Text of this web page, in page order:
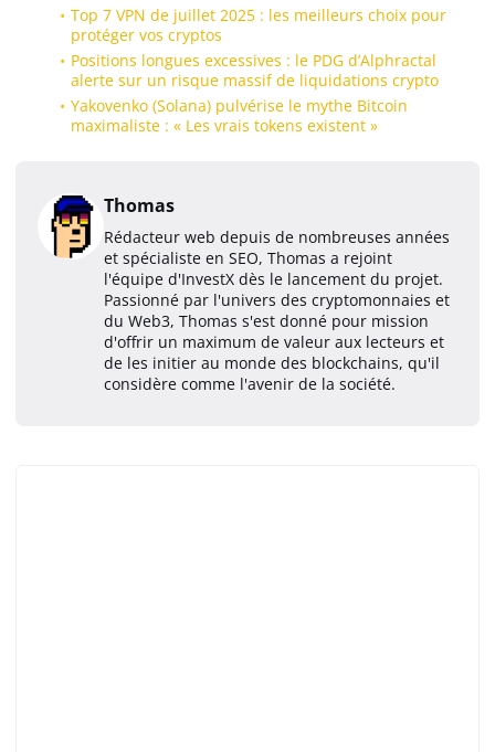
Top 7 VPN de juillet 2025 : les meilleurs choix pour
protéger vos cryptos
Positions longues excessives : le PDG d’Alphractal
alerte sur un risque massif de liquidations crypto
Yakovenko (Solana) pulvérise le mythe Bitcoin
maximaliste : « Les vrais tokens existent »
Thomas
Rédacteur web depuis de nombreuses années
et spécialiste en SEO, Thomas a rejoint
l'équipe d'InvestX dès le lancement du projet.
Passionné par l'univers des cryptomonnaies et
du Web3, Thomas s'est donné pour mission
d'offrir un maximum de valeur aux lecteurs et
de les initier au monde des blockchains, qu'il
considère comme l'avenir de la société.